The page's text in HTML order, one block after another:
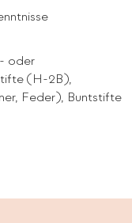
oder
(H-2B),
Feder), Buntstifte